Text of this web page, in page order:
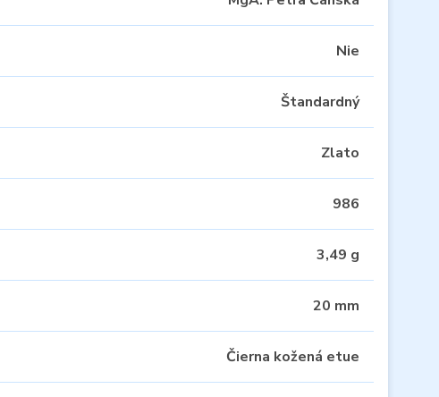
Nie
Štandardný
Zlato
986
3,49 g
20 mm
Čierna kožená etue